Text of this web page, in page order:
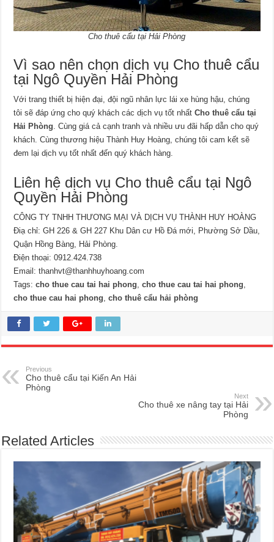
Cho thuê cẩu tại Hải Phòng
Vì sao nên chọn dịch vụ Cho thuê cẩu
tại Ngô Quyền Hải Phòng
Với trang thiết bị hiện đại, đội ngũ nhân lực lái xe hùng hậu, chúng
tôi sẽ đáp ứng cho quý khách các dịch vụ tốt nhấtCho thuê cẩu tại
Hải Phòng . Cùng giá cả cạnh tranh và nhiều ưu đãi hấp dẫn cho quý
khách. Cùng thương hiệu Thành Huy Hoàng, chúng tôi cam kết sẽ
đem lại dịch vụ tốt nhất đến quý khách hàng.
Liên hệ dịch vụ Cho thuê cẩu tại Ngô
Quyền Hải Phòng
CÔNG TY TNHH THƯƠNG MẠI VÀ DỊCH VỤ THÀNH HUY HOÀNG
Điạ chỉ: GH 226 & GH 227 Khu Dân cư Hồ Đá mới, Phường Sở Dầu,
Quận Hồng Bàng, Hải Phòng.
Điện thoại: 0912.424.738
Email:thanhvt@thanhhuyhoang.com
Tags:cho thue cau tai hai phong ,cho thue cau tai hai phong
cho thue cau hai phong ,cho thuê cẩu hải phòng
Previous
Cho thuê cẩu tại Kiến An Hải
Phòng
Next
Cho thuê xe nâng tay tại Hải
Phòng
Related Articles